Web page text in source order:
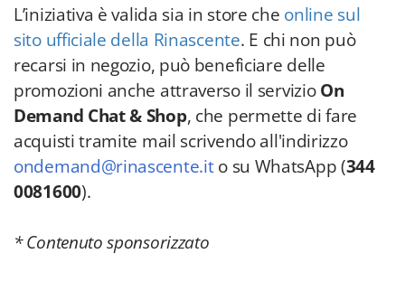
L’iniziativa è valida sia in store che online sul
sito ufficiale della Rinascente. E chi non può
recarsi in negozio, può beneficiare delle
promozioni anche attraverso il servizioOn
Demand Chat & Shop, che permette di fare
acquisti tramite mail scrivendo all'indirizzo
ondemand@rinascente.ito su WhatsApp (344
0081600).
* Contenuto sponsorizzato